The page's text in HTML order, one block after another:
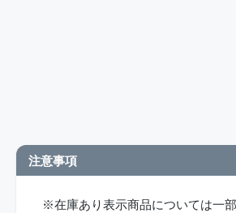
注意事項
※在庫あり表示商品については一